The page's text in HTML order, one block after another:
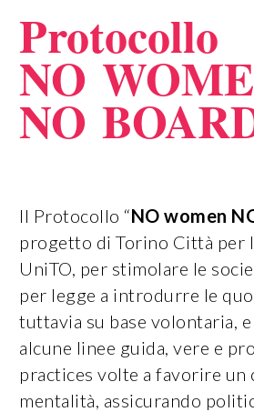
Protocollo
NO
NO
Il Protocollo “NO women
progetto di Torino Città per
UniTO, per stimolare le
per legge a introdurre le
tuttavia su base volontaria,
alcune linee guida, vere e
practices volte a favorire un
mentalità, assicurando